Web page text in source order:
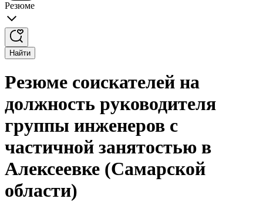
Резюме
Найти
Резюме соискателей на
должность руководителя
группы инженеров с
частичной занятостью в
Алексеевке (Самарской
области)